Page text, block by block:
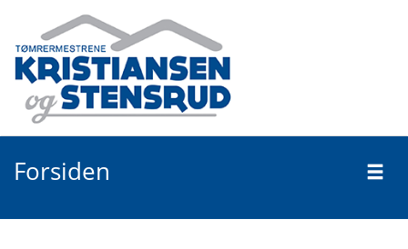
Forsiden